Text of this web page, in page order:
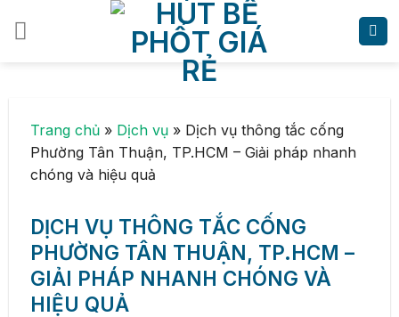
Trang chủ » Dịch vụ » Dịch vụ thông tắc cống
Phường Tân Thuận, TP.HCM – Giải pháp nhanh
chóng và hiệu quả
DỊCH VỤ THÔNG TẮC CỐNG
PHƯỜNG TÂN THUẬN, TP.HCM –
GIẢI PHÁP NHANH CHÓNG VÀ
HIỆU QUẢ